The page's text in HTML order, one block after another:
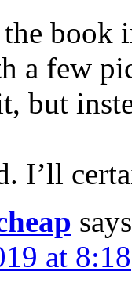
book
a few
but
I’ll
at 8:18